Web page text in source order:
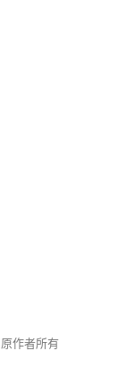
作者所有